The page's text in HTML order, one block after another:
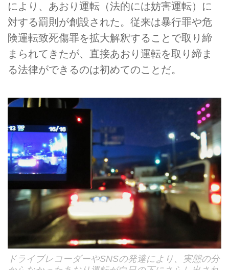
により、あおり運転（法的には妨害運転）に
対する罰則が創設された。従来は暴行罪や危
険運転致死傷罪を拡大解釈することで取り締
まられてきたが、直接あおり運転を取り締ま
る法律ができるのは初めてのことだ。
ドライブレコーダーやSNSの発達により、実態の分